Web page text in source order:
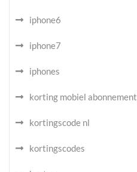
iphone6
iphone7
iphones
korting mobiel abonnement
kortingscode nl
kortingscodes